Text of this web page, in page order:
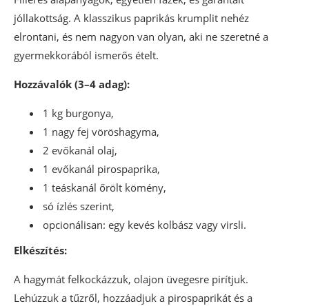
jóllakottság. A klasszikus paprikás krumplit nehéz
elrontani, és nem nagyon van olyan, aki ne szeretné a
gyermekkorából ismerős ételt.
Hozzávalók (3–4 adag):
1 kg burgonya,
1 nagy fej vöröshagyma,
2 evőkanál olaj,
1 evőkanál pirospaprika,
1 teáskanál őrölt kömény,
só ízlés szerint,
opcionálisan: egy kevés kolbász vagy virsli.
Elkészítés:
A hagymát felkockázzuk, olajon üvegesre pirítjuk.
Lehúzzuk a tűzről, hozzáadjuk a pirospaprikát és a